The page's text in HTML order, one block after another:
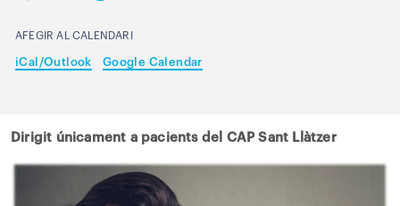
AFEGIR AL CALENDARI
iCal/Outlook Google Calendar
Dirigit únicament a pacients del CAP Sant Llàtzer